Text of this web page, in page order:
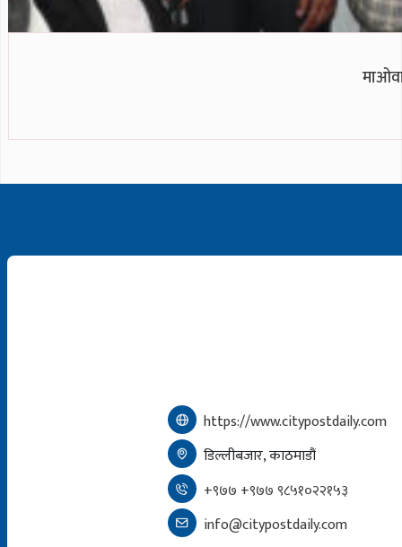
https://www.citypostdaily.com
डिल्लीबजार, काठमाडौं
+९७७ +९७७ ९८५१०२२१५३
info@citypostdaily.com